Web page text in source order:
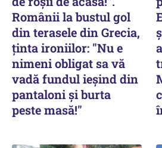
Românii la bustul gol
din terasele din Grecia,
ținta ironiilor: "Nu e
nimeni obligat sa vă
vadă fundul ieșind din
pantaloni și burta
peste masă!"